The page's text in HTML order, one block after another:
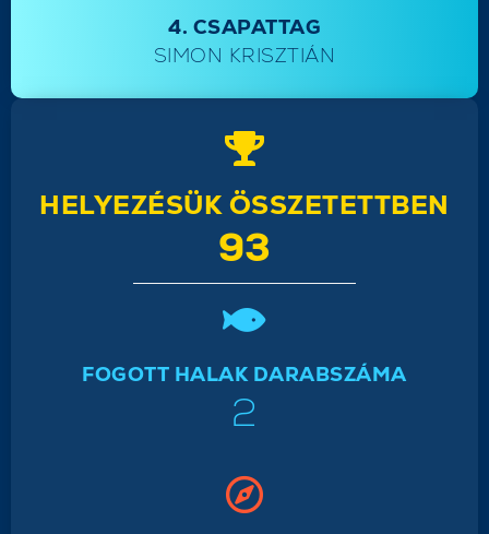
4. CSAPATTAG
SIMON KRISZTIÁN
HELYEZÉSÜK ÖSSZETETTBEN
93
FOGOTT HALAK DARABSZÁMA
2